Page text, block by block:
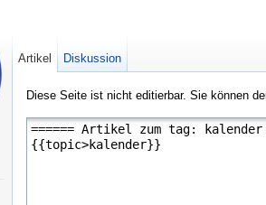
Diese Seite ist nicht editierbar. Sie können
Artikel Diskussion